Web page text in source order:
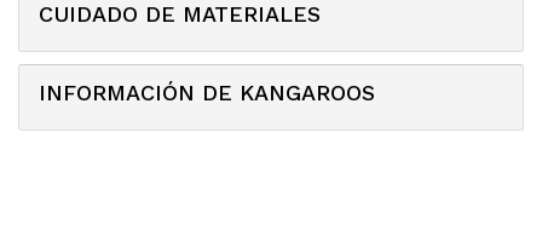
CUIDADO DE MATERIALES
INFORMACIÓN DE KANGAROOS